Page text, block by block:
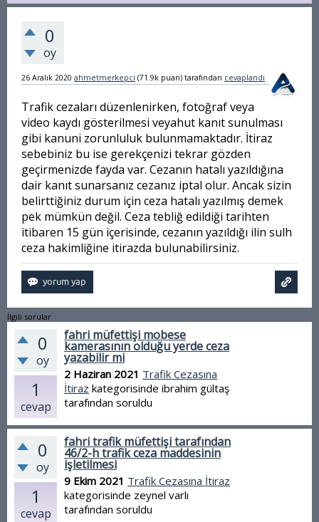
0
oy
26 Aralık 2020 ahmetmerkepci (71.9k puan) tarafından cevaplandı
Trafik cezaları düzenlenirken, fotoğraf veya
video kaydı gösterilmesi veyahut kanıt sunulması
gibi kanuni zorunluluk bulunmamaktadır. İtiraz
sebebiniz bu ise gerekçenizi tekrar gözden
geçirmenizde fayda var. Cezanın hatalı yazıldığına
dair kanıt sunarsanız cezanız iptal olur. Ancak sizin
belirttiğiniz durum için ceza hatalı yazılmış demek
pek mümkün değil. Ceza tebliğ edildiği tarihten
itibaren 15 gün içerisinde, cezanın yazıldığı ilin sulh
ceza hakimliğine itirazda bulunabilirsiniz.
İlgili sorular
0
oy
1
cevap
fahri müfettişi mobese
kamerasının olduğu yerde ceza
yazabilir mi
2 Haziran 2021 Trafik Cezasına
İtiraz kategorisinde ibrahim gültaş
tarafından soruldu
0
oy
1
cevap
fahri trafik müfettişi tarafından
46/2-h trafik ceza maddesinin
işletilmesi
9 Ekim 2021 Trafik Cezasına İtiraz
kategorisinde zeynel varlı
tarafından soruldu